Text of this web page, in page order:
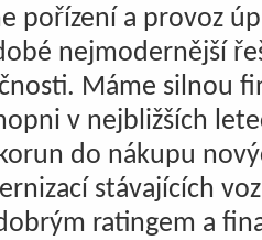
pořízení a provoz
nejmodernější
Máme silnou
v nejbližších
do nákupu
stávajících
ratingem a